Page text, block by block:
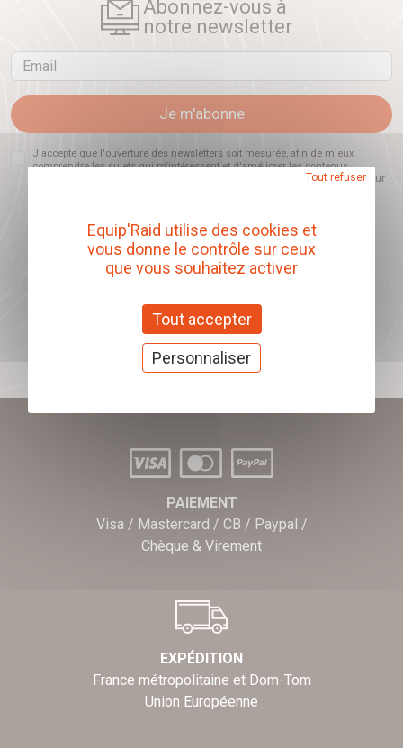
Abonnez-vous à
notre newsletter
Email
Je m'abonne
J'accepte que l'ouverture des newsletters soit mesurée, afin de mieux
comprendre les sujets qui m'intéressent et d'améliorer les contenus
proposés. Ce choix est modifiable à tout moment et reste sans incidence sur
Offrez nos chèques
J'offre des chèques cadeaux
PAIEMENT
Visa / Mastercard / CB / Paypal /
Chèque & Virement
EXPÉDITION
France métropolitaine et Dom-Tom
Union Européenne
Equip'Raid utilise des cookies et
vous donne le contrôle sur ceux
que vous souhaitez activer
Tout accepter
Tout refuser
Personnaliser